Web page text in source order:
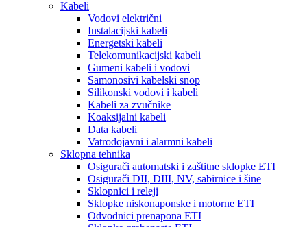
Kabeli
Vodovi električni
Instalacijski kabeli
Energetski kabeli
Telekomunikacijski kabeli
Gumeni kabeli i vodovi
Samonosivi kabelski snop
Silikonski vodovi i kabeli
Kabeli za zvučnike
Koaksijalni kabeli
Data kabeli
Vatrodojavni i alarmni kabeli
Sklopna tehnika
Osigurači automatski i zaštitne sklopke ETI
Osigurači DII, DIII, NV, sabirnice i šine
Sklopnici i releji
Sklopke niskonaponske i motorne ETI
Odvodnici prenapona ETI